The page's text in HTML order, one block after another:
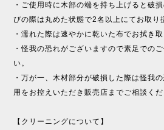
・ご使用時に木部の端を持ち上げると破
びの際は丸めた状態で2名以上にてお取り
・濡れた際は速やかに乾いた布でお拭き取
・怪我の恐れがございますので素足での
い。
・万が一、木材部分が破損した際は怪我
用をお控えいただき販売店までご相談くだ
【クリーニングについて】